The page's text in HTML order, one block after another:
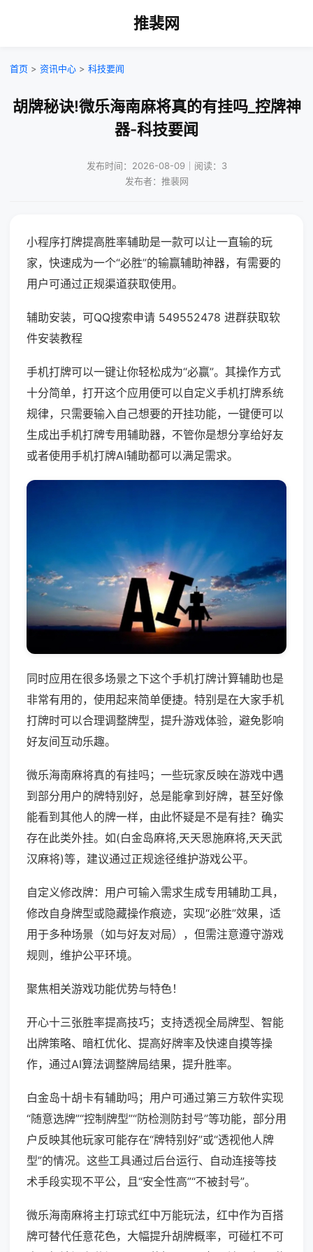
推裴网
首页 > 资讯中心 > 科技要闻
胡牌秘诀!微乐海南麻将真的有挂吗_控牌神
器-科技要闻
发布时间：2026-08-09｜阅读：3
发布者：推裴网
小程序打牌提高胜率辅助是一款可以让一直输的玩
家，快速成为一个“必胜”的输赢辅助神器，有需要的
用户可通过正规渠道获取使用。
辅助安装，可QQ搜索申请 549552478 进群获取软
件安装教程
手机打牌可以一键让你轻松成为“必赢”。其操作方式
十分简单，打开这个应用便可以自定义手机打牌系统
规律，只需要输入自己想要的开挂功能，一键便可以
生成出手机打牌专用辅助器，不管你是想分享给好友
或者使用手机打牌AI辅助都可以满足需求。
同时应用在很多场景之下这个手机打牌计算辅助也是
非常有用的，使用起来简单便捷。特别是在大家手机
打牌时可以合理调整牌型，提升游戏体验，避免影响
好友间互动乐趣。
微乐海南麻将真的有挂吗；一些玩家反映在游戏中遇
到部分用户的牌特别好，总是能拿到好牌，甚至好像
能看到其他人的牌一样，由此怀疑是不是有挂？确实
存在此类外挂。如(白金岛麻将,天天恩施麻将,天天武
汉麻将)等，建议通过正规途径维护游戏公平。
自定义修改牌：用户可输入需求生成专用辅助工具，
修改自身牌型或隐藏操作痕迹，实现“必胜”效果，适
用于多种场景（如与好友对局），但需注意遵守游戏
规则，维护公平环境。
聚焦相关游戏功能优势与特色！
开心十三张胜率提高技巧；支持透视全局牌型、智能
出牌策略、暗杠优化、提高好牌率及快速自摸等操
作，通过AI算法调整牌局结果，提升胜率。
白金岛十胡卡有辅助吗；用户可通过第三方软件实现
“随意选牌”“控制牌型”“防检测防封号”等功能，部分用
户反映其他玩家可能存在“牌特别好”或“透视他人牌
型”的情况。这些工具通过后台运行、自动连接等技
术手段实现不平公，且“安全性高”“不被封号”。
微乐海南麻将主打琼式红中万能玩法，红中作为百搭
牌可替代任意花色，大幅提升胡牌概率，可碰杠不可